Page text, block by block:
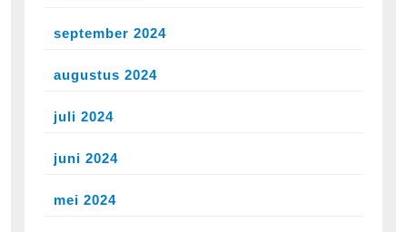
september 2024
augustus 2024
juli 2024
juni 2024
mei 2024